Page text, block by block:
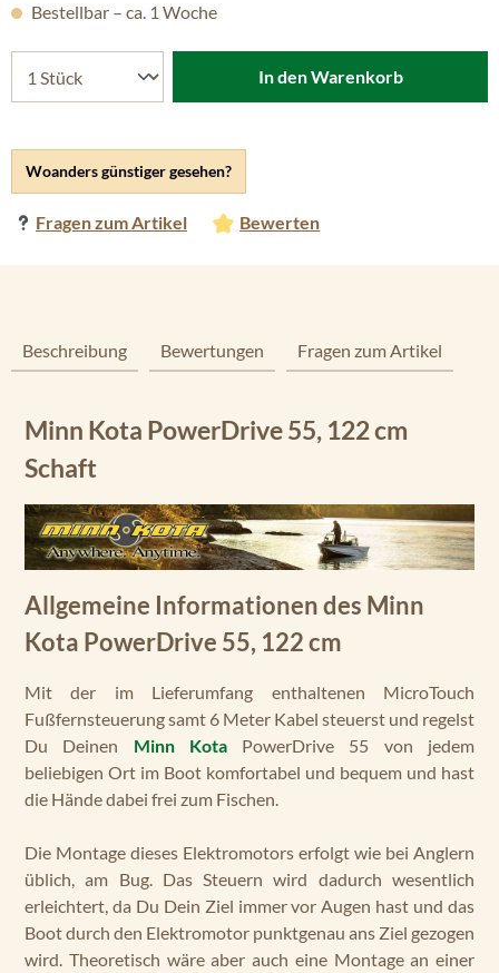
Woanders günstiger gesehen?
Fragen zum Artikel Bewerten
Bestellbar – ca. 1 Woche
In den Warenkorb
Beschreibung Bewertungen Fragen zum Artikel
Minn Kota PowerDrive 55, 122 cm
Schaft
Allgemeine Informationen des Minn
Kota PowerDrive 55, 122 cm
Mit der im Lieferumfang enthaltenen MicroTouch
Fußfernsteuerung samt 6 Meter Kabel steuerst und regelst
Du Deinen Minn KotaPowerDrive 55 von jedem
beliebigen Ort im Boot komfortabel und bequem und hast
die Hände dabei frei zum Fischen.
Die Montage dieses Elektromotors erfolgt wie bei Anglern
üblich, am Bug. Das Steuern wird dadurch wesentlich
erleichtert, da Du Dein Ziel immer vor Augen hast und das
Boot durch den Elektromotor punktgenau ans Ziel gezogen
wird. Theoretisch wäre aber auch eine Montage an einer